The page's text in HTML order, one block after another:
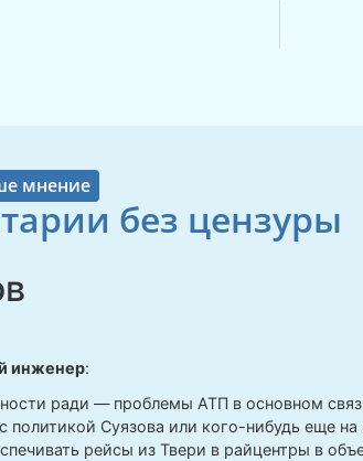
мнение
без цензуры
инженер:
ради — проблемы АТП в основном
политикой Суязова или кого-нибудь еще
рейсы из Твери в райцентры в